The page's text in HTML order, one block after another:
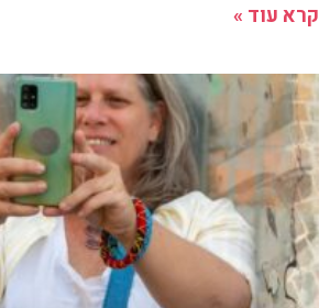
קרא עוד »